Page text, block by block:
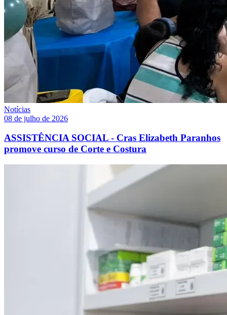
Notícias
08 de julho de 2026
ASSISTÊNCIA SOCIAL - Cras Elizabeth Paranhos
promove curso de Corte e Costura